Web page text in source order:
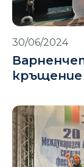
30/06/2024
кръщение